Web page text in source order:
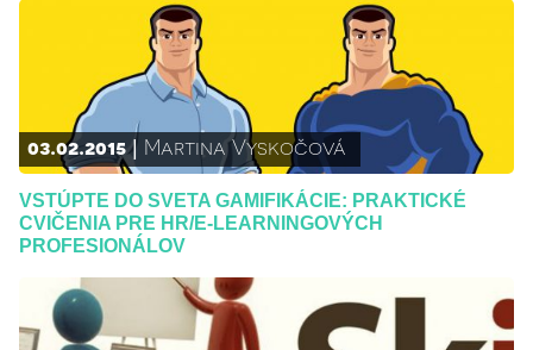
03.02.2015 Martina Vyskočová
VSTÚPTE DO SVETA GAMIFIKÁCIE: PRAKTICKÉ
CVIČENIA PRE HR/E-LEARNINGOVÝCH
PROFESIONÁLOV